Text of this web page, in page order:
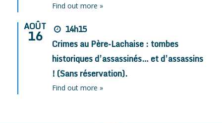
Find out more »
AOÛT
16
14h15
Crimes au Père-Lachaise : tombes
historiques d’assassinés… et d’assassins
! (Sans réservation).
Find out more »